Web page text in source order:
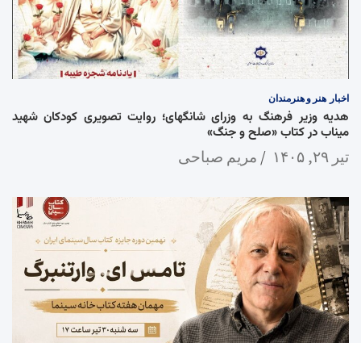
اخبار هنر و هنرمندان
هدیه وزیر فرهنگ به وزرای شانگهای؛ روایت تصویری کودکان شهید
میناب در کتاب «صلح و جنگ»
تیر ۲۹, ۱۴۰۵ مریم صباحی